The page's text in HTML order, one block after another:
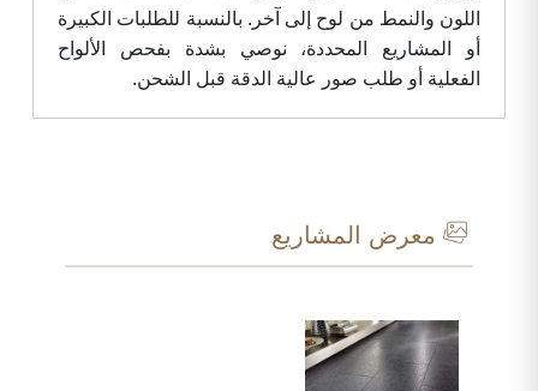
اللون والنمط من لوح إلى آخر. بالنسبة للطلبات الكبيرة
أو المشاريع المحددة، نوصي بشدة بفحص الألواح
الفعلية أو طلب صور عالية الدقة قبل الشحن.
معرض المشاريع